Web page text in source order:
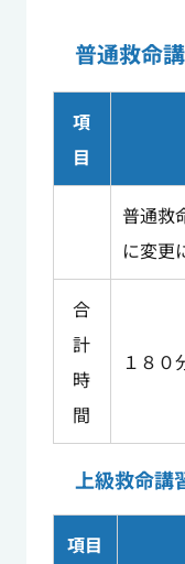
普通救命
項
目
普通救
に変更
合
計
時
間
１８０
上級救命
項目